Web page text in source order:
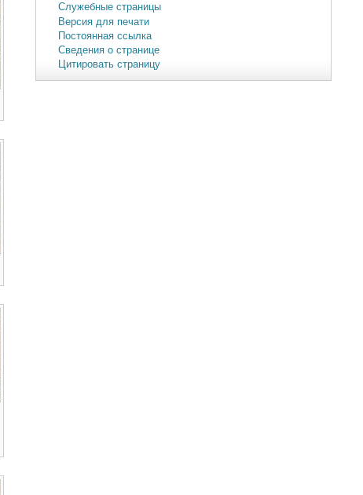
Служебные страницы
Версия для печати
Постоянная ссылка
Сведения о странице
Цитировать страницу